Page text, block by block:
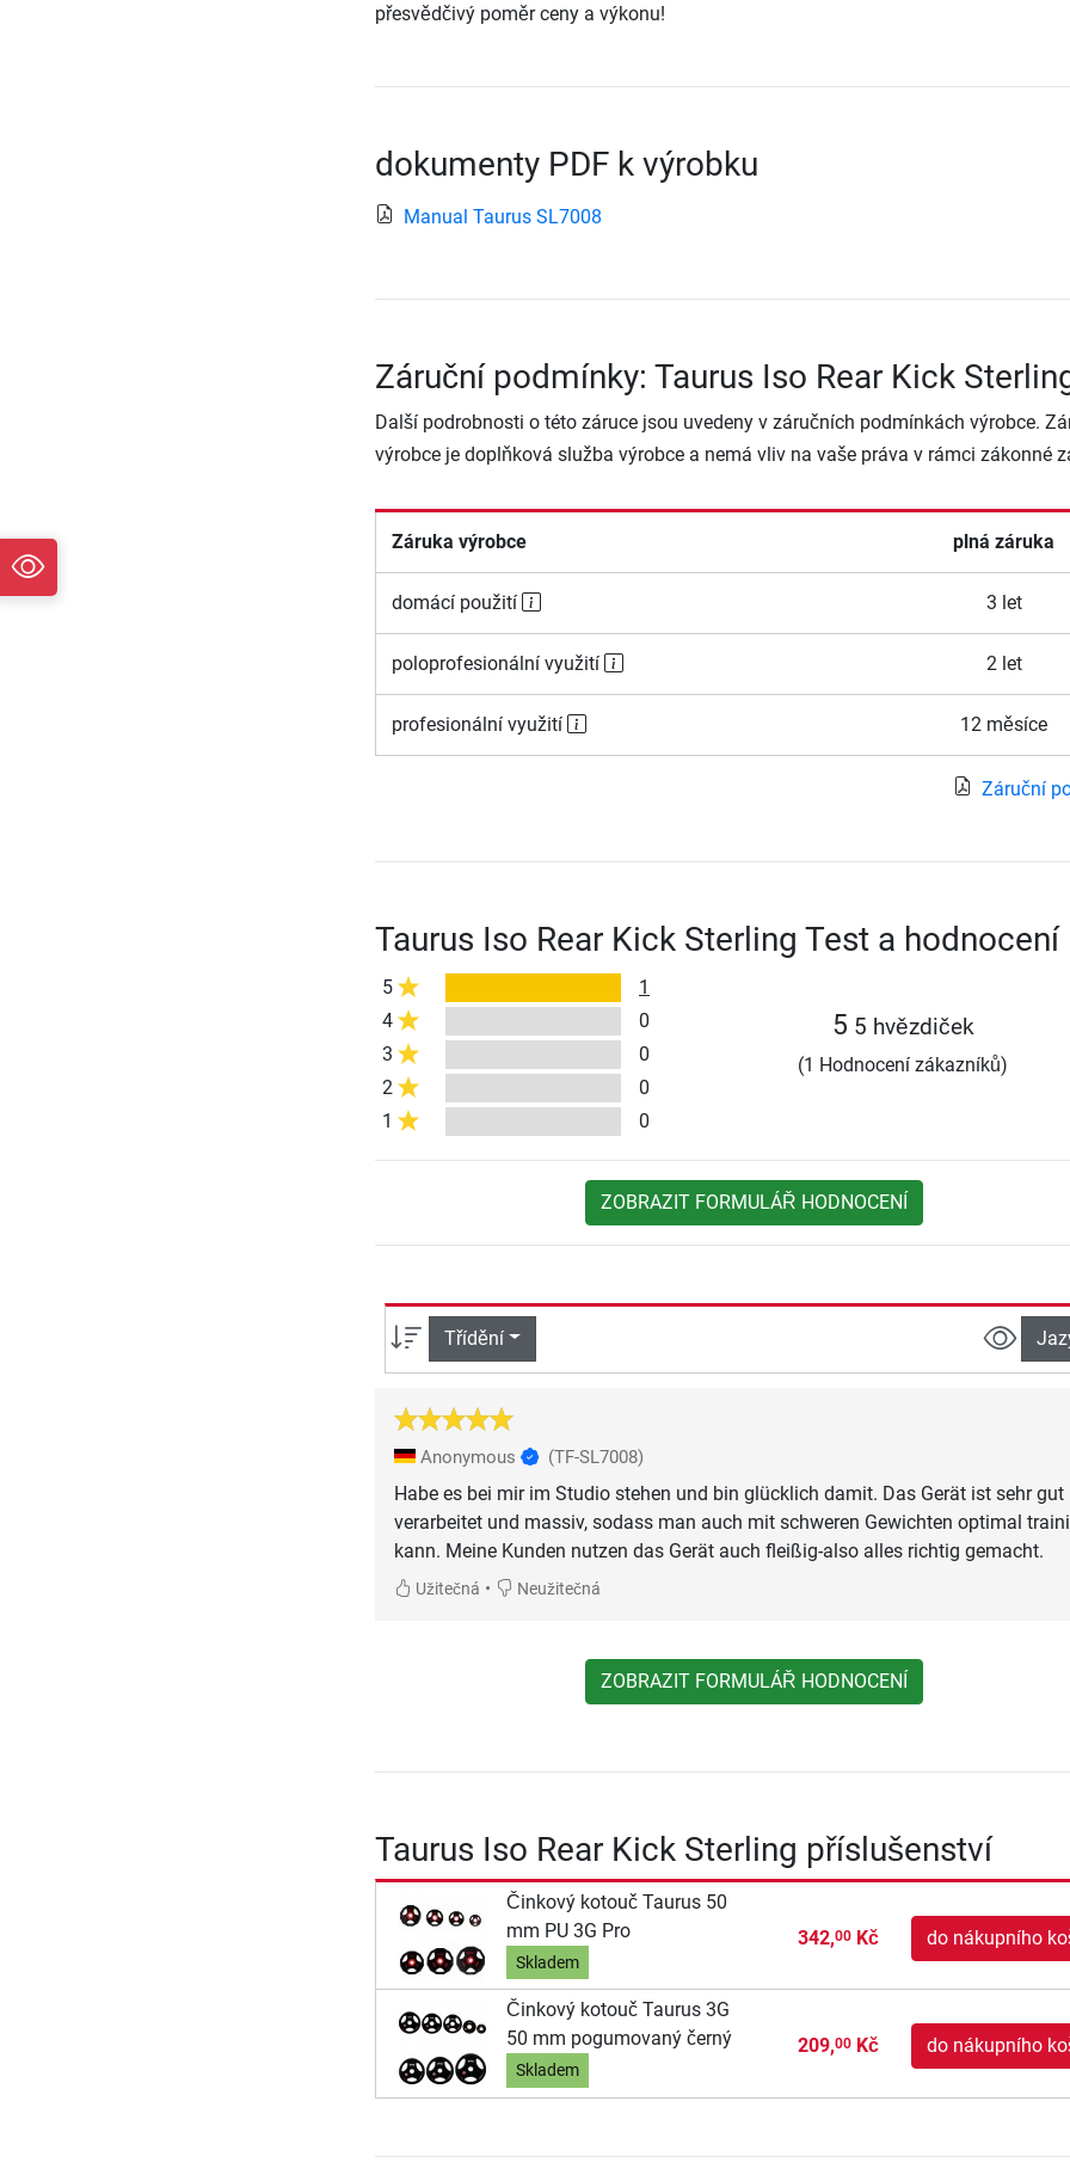
přesvědčivý poměr ceny a výkonu!
dokumenty PDF k výrobku
Manual Taurus SL7008
Záruční podmínky: Taurus Iso Rear Kick
Další podrobnosti o této záruce jsou uvedeny v záručních podmínkách výrobce.
výrobce je doplňková služba výrobce a nemá vliv na vaše práva v rámci zákonné
Záruka výrobce plná záruka
domácí použití 3 let
poloprofesionální využití 2 let
profesionální využití 12 měsíce
Záruční
Taurus Iso Rear Kick Sterling Test a hodnocení
5
1
4
0
3
0
2
0
1
0
5 5 hvězdiček
(1 Hodnocení zákazníků)
ZOBRAZIT FORMULÁŘ HODNOCENÍ
Třídění
Anonymous (TF-SL7008)
Habe es bei mir im Studio stehen und bin glücklich damit. Das Gerät ist sehr gut
verarbeitet und massiv, sodass man auch mit schweren Gewichten optimal
kann. Meine Kunden nutzen das Gerät auch fleißig-also alles richtig gemacht.
Užitečná • Neužitečná
ZOBRAZIT FORMULÁŘ HODNOCENÍ
Taurus Iso Rear Kick Sterling příslušenství
Činkový kotouč Taurus 50
mm PU 3G Pro
Skladem
342,00Kč do nákupního
Činkový kotouč Taurus 3G
50 mm pogumovaný černý
Skladem
209,00Kč do nákupního